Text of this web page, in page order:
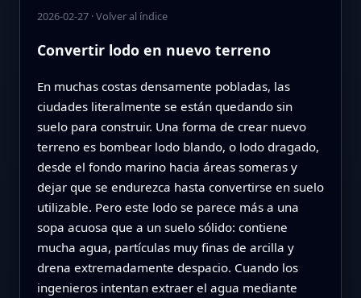
2026-02-27·Volver al índice
Convertir lodo en nuevo terreno
En muchas costas densamente pobladas, las
ciudades literalmente se están quedando sin
suelo para construir. Una forma de crear nuevo
terreno es bombear lodo blando, o lodo dragado,
desde el fondo marino hacia áreas someras y
dejar que se endurezca hasta convertirse en suelo
utilizable. Pero este lodo se parece más a una
sopa acuosa que a un suelo sólido: contiene
mucha agua, partículas muy finas de arcilla y
drena extremadamente despacio. Cuando los
ingenieros intentan extraer el agua mediante